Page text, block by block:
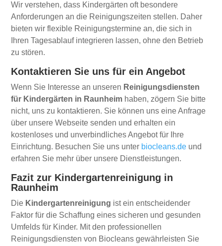
Wir verstehen, dass Kindergärten oft besondere
Anforderungen an die Reinigungszeiten stellen. Daher
bieten wir flexible Reinigungstermine an, die sich in
Ihren Tagesablauf integrieren lassen, ohne den Betrieb
zu stören.
Kontaktieren Sie uns für ein Angebot
Wenn Sie Interesse an unseren Reinigungsdiensten
für Kindergärten in Raunheim haben, zögern Sie bitte
nicht, uns zu kontaktieren. Sie können uns eine Anfrage
über unsere Webseite senden und erhalten ein
kostenloses und unverbindliches Angebot für Ihre
Einrichtung. Besuchen Sie uns unter biocleans.de und
erfahren Sie mehr über unsere Dienstleistungen.
Fazit zur Kindergartenreinigung in
Raunheim
Die Kindergartenreinigung ist ein entscheidender
Faktor für die Schaffung eines sicheren und gesunden
Umfelds für Kinder. Mit den professionellen
Reinigungsdiensten von Biocleans gewährleisten Sie